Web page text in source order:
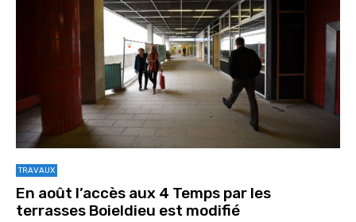
TRAVAUX
En août l’accès aux 4 Temps par les
terrasses Boieldieu est modifié